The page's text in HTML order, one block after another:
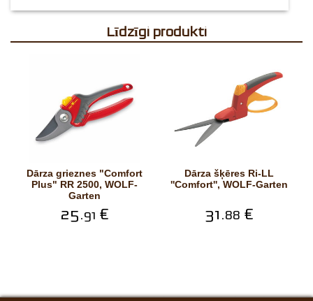
Līdzīgi produkti
Dārza grieznes "Comfort
Plus" RR 2500, WOLF-
Garten
25.91 €
Dārza šķēres Ri-LL
''Comfort'', WOLF-Garten
31.88 €